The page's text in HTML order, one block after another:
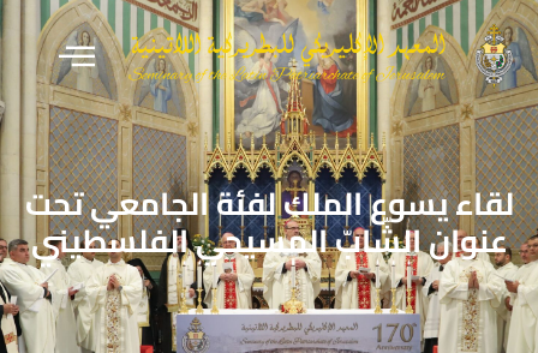
لقاء يسوع الملك لفئة الجامعي تحت
عنوان الشّابّ المسيحي الفلسطيني